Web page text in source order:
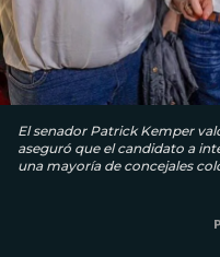
El senador Patrick Kemper
aseguró que el candidato a
una mayoría de concejales